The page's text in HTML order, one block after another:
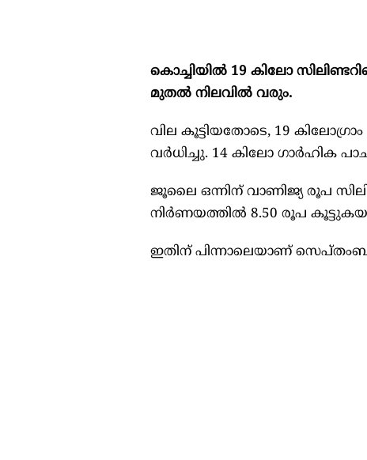
കൊച്ചിയിൽ 19 കിലോ
മുതൽ നിലവിൽ വരും.
വില കൂട്ടിയതോടെ, 19
വർധിച്ചു. 14 കിലോ ഗാർഹിക
ജൂലൈ ഒന്നിന് വാണിജ്യ രൂപ
നിർണയത്തിൽ 8.50 രൂപ
ഇതിന് പിന്നാലെയാണ്